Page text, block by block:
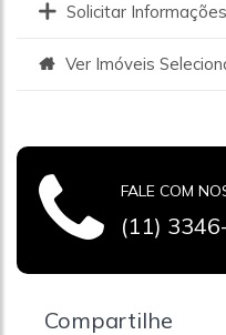
Solicitar Informações
Ver Imóveis
FALE COM
(11)
Compartilhe